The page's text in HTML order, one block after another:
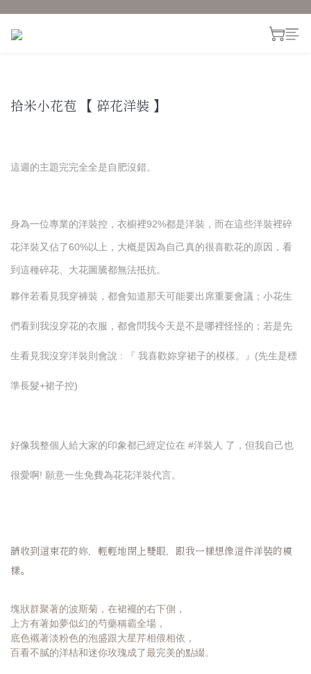
next
拾米小花苞 【 碎花洋裝 】
這週的主題完完全全是自肥沒錯。
身為一位專業的洋裝控，衣櫥裡92%都是洋裝，而在這些洋裝裡碎
花洋裝又佔了60%以上，大概是因為自己真的很喜歡花的原因，看
到這種碎花、大花圖騰都無法抵抗。
夥伴若看見我穿褲裝，都會知道那天可能要出席重要會議；小花生
們看到我沒穿花的衣服，都會問我今天是不是哪裡怪怪的；若是先
生看見我沒穿洋裝則會說 : 『 我喜歡妳穿裙子的模樣。』(先生是標
準長髮+裙子控)
好像我整個人給大家的印象都已經定位在 #洋裝人 了，但我自己也
很愛啊! 願意一生免費為花花洋裝代言。
請收到這束花的妳， 輕輕地閉上雙眼，跟我一樣想像這件洋裝的模
樣。
塊狀群聚著的波斯菊，在裙襬的右下側，
上方有著如夢似幻的芍藥稱霸全場，
底色襯著淡粉色的泡盛跟大星芹相偎相依，
百看不膩的洋桔和迷你玫瑰成了最完美的點綴。